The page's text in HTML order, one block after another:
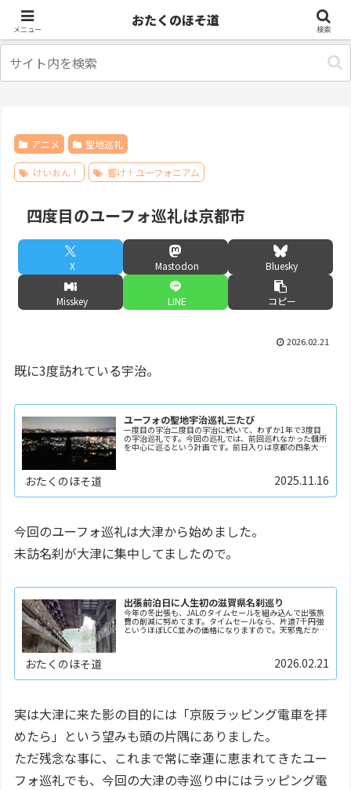
アニメ 聖地巡礼
けいおん！ 響け！ユーフォニアム
四度目のユーフォ巡礼は京都市
X Mastodon Bluesky
Misskey LINE コピー
2026.02.21
既に3度訪れている宇治。
ユーフォの聖地宇治巡礼三たび
一度目の宇治二度目の宇治に続いて、わずか1年で3度目
の宇治巡礼です。今回の巡礼では、前回巡れなかった個所
を中心に巡るという計画です。前日入りは京都の四条大
おたくのほそ道 2025.11.16
今回のユーフォ巡礼は大津から始めました。
未訪名刹が大津に集中してましたので。
出張前泊日に人生初の滋賀県名刹巡り
今年の冬出張も、JALのタイムセールを組み込んで出張旅
費の削減に努めてます。タイムセールなら、片道7千円強
というほぼLCC並みの価格になりますので。天邪鬼だから
おたくのほそ道 2026.02.21
実は大津に来た影の目的には「京阪ラッピング電車を拝
めたら」という望みも頭の片隅にありました。
ただ残念な事に、これまで常に幸運に恵まれてきたユー
フォ巡礼でも、今回の大津の寺巡り中にはラッピング電
メニュー
おたくのほそ道
検索